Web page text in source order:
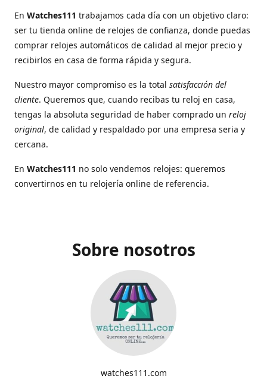
En Watches111 trabajamos cada día con un objetivo claro:
ser tu tienda online de relojes de confianza, donde puedas
comprar relojes automáticos de calidad al mejor precio y
recibirlos en casa de forma rápida y segura.
Nuestro mayor compromiso es la total satisfacción del
cliente. Queremos que, cuando recibas tu reloj en casa,
tengas la absoluta seguridad de haber comprado un reloj
original, de calidad y respaldado por una empresa seria y
cercana.
En Watches111 no solo vendemos relojes: queremos
convertirnos en tu relojería online de referencia.
Sobre nosotros
watches111.com